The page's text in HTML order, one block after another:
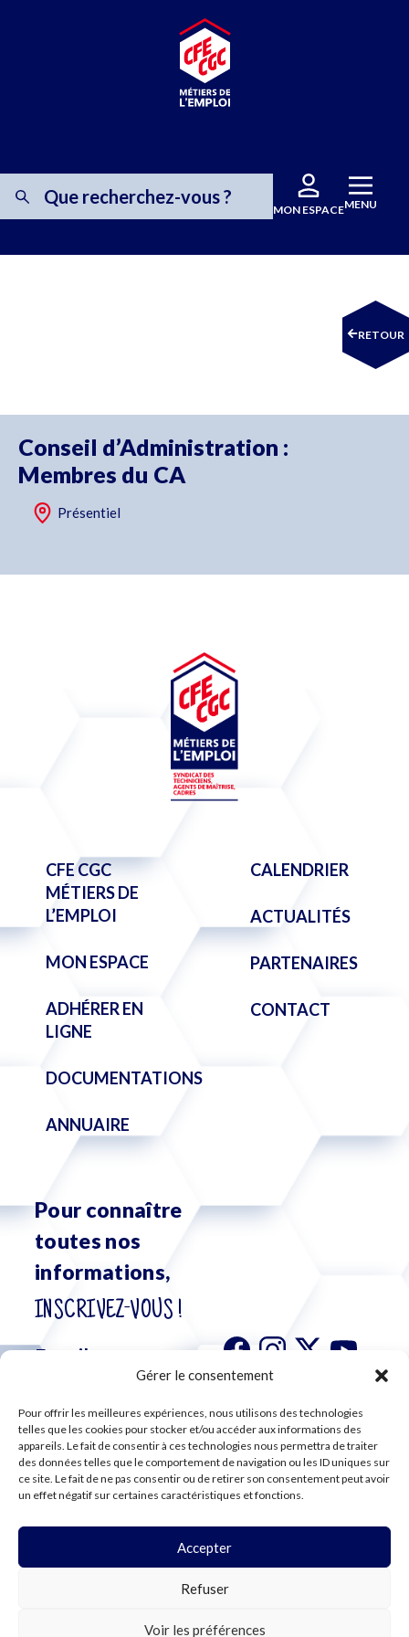
Gérer le consentement
Pour offrir les meilleures expériences, nous utilisons des technologies
telles que les cookies pour stocker et/ou accéder aux informations des
appareils. Le fait de consentir à ces technologies nous permettra de traiter
des données telles que le comportement de navigation ou les ID uniques sur
ce site. Le fait de ne pas consentir ou de retirer son consentement peut avoir
un effet négatif sur certaines caractéristiques et fonctions.
Accepter
Refuser
Voir les préférences
MON ESPACEMENU
RETOUR
Conseil d’Administration :
Membres du CA
Présentiel
CFE CGC
MÉTIERS DE
L’EMPLOI
MON ESPACE
ADHÉRER EN
LIGNE
DOCUMENTATIONS
ANNUAIRE
CALENDRIER
ACTUALITÉS
PARTENAIRES
CONTACT
Pour connaître
toutes nos
informations,
INSCRIVEZ-VOUS !
S'abonner à
notre
newsletter